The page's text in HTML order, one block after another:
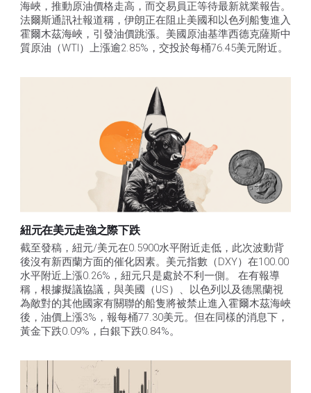
海峽，推動原油價格走高，而交易員正等待最新就業報告。
法爾斯通訊社報道稱，伊朗正在阻止美國和以色列船隻進入
霍爾木茲海峽，引發油價跳漲。美國原油基準西德克薩斯中
質原油（WTI）上漲逾2.85%，交投於每桶76.45美元附近。
紐元在美元走強之際下跌
截至發稿，紐元/美元在0.5900水平附近走低，此次波動背
後沒有新西蘭方面的催化因素。美元指數（DXY）在100.00
水平附近上漲0.26%，紐元只是處於不利一側。 在有報導
稱，根據擬議協議，與美國（US）、以色列以及德黑蘭視
為敵對的其他國家有關聯的船隻將被禁止進入霍爾木茲海峽
後，油價上漲3%，報每桶77.30美元。但在同樣的消息下，
黃金下跌0.09%，白銀下跌0.84%。